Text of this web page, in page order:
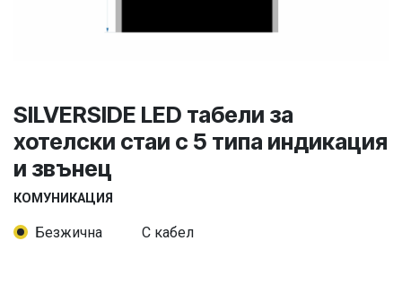
SILVERSIDE LED табели за
хотелски стаи с 5 типа индикация
и звънец
КОМУНИКАЦИЯ
Безжична С кабел